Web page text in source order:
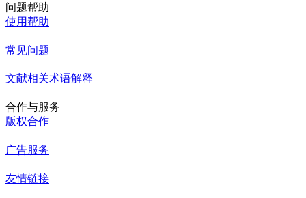
问题帮助
使用帮助
常见问题
文献相关术语解释
合作与服务
版权合作
广告服务
友情链接